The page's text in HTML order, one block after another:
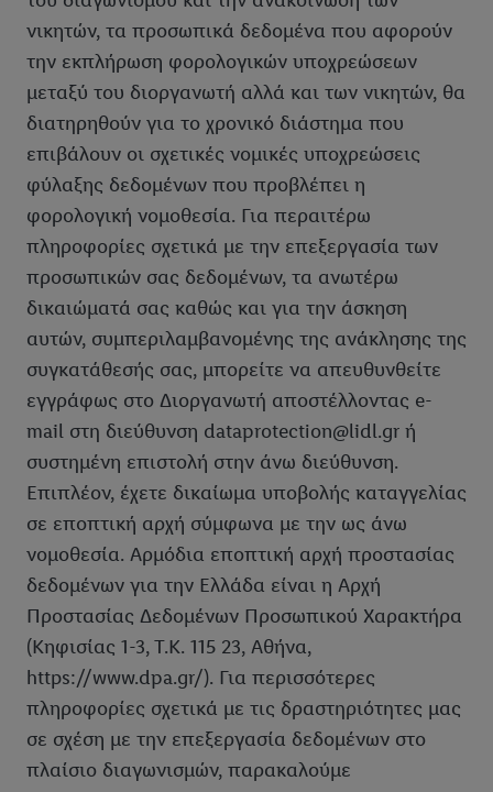
νικητών, τα προσωπικά δεδομένα που αφορούν
την εκπλήρωση φορολογικών υποχρεώσεων
μεταξύ του διοργανωτή αλλά και των νικητών, θα
διατηρηθούν για το χρονικό διάστημα που
επιβάλουν οι σχετικές νομικές υποχρεώσεις
φύλαξης δεδομένων που προβλέπει η
φορολογική νομοθεσία. Για περαιτέρω
πληροφορίες σχετικά με την επεξεργασία των
προσωπικών σας δεδομένων, τα ανωτέρω
δικαιώματά σας καθώς και για την άσκηση
αυτών, συμπεριλαμβανομένης της ανάκλησης της
συγκατάθεσής σας, μπορείτε να απευθυνθείτε
εγγράφως στο Διοργανωτή αποστέλλοντας e-
mail στη διεύθυνση dataprotection@lidl.gr ή
συστημένη επιστολή στην άνω διεύθυνση.
Επιπλέον, έχετε δικαίωμα υποβολής καταγγελίας
σε εποπτική αρχή σύμφωνα με την ως άνω
νομοθεσία. Αρμόδια εποπτική αρχή προστασίας
δεδομένων για την Ελλάδα είναι η Αρχή
Προστασίας Δεδομένων Προσωπικού Χαρακτήρα
(Κηφισίας 1-3, Τ.Κ. 115 23, Αθήνα,
https://www.dpa.gr/). Για περισσότερες
πληροφορίες σχετικά με τις δραστηριότητες μας
σε σχέση με την επεξεργασία δεδομένων στο
πλαίσιο διαγωνισμών, παρακαλούμε